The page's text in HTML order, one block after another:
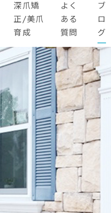
深爪矯
正/美爪
育成
よく
ある
質問
ブ
ロ
グ